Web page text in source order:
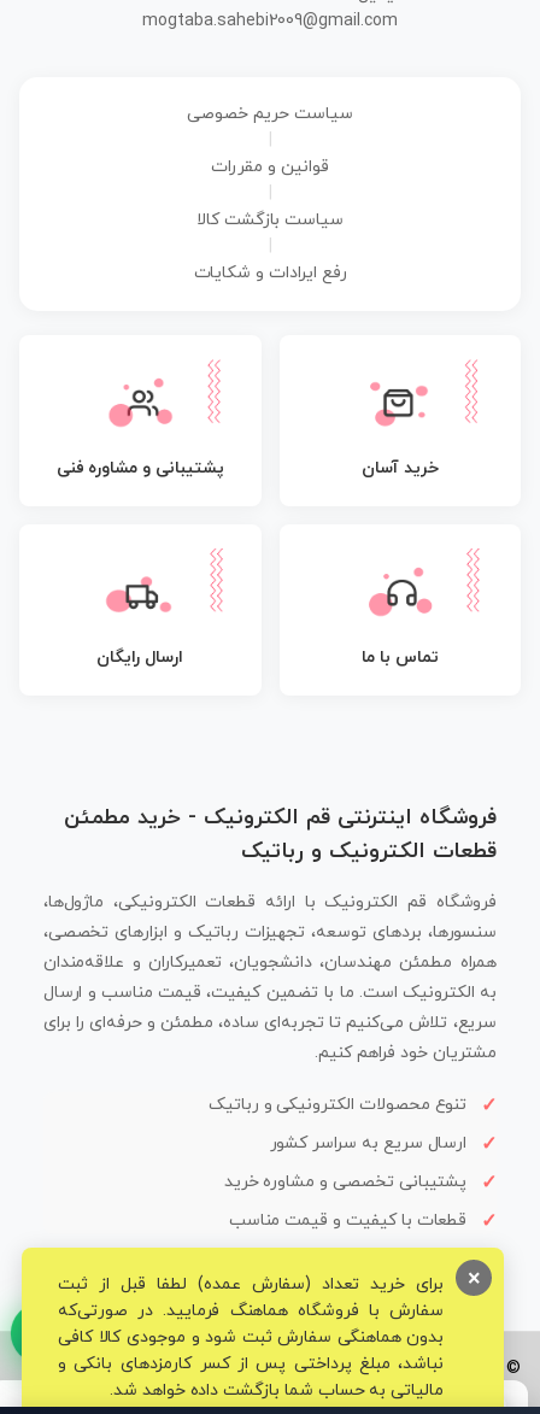
mogtaba.sahebi2009@gmail.com
سیاست حریم خصوصی
قوانین و مقررات
سیاست بازگشت کالا
رفع ایرادات و شکایات
خرید آسان پشتیبانی و مشاوره فنی
تماس با ما ارسال رایگان
فروشگاه اینترنتی قم الکترونیک - خرید مطمئن
قطعات الکترونیک و رباتیک
فروشگاه قم الکترونیک با ارائه قطعات الکترونیکی، ماژول‌ها،
سنسورها، بردهای توسعه، تجهیزات رباتیک و ابزارهای تخصصی،
همراه مطمئن مهندسان، دانشجویان، تعمیرکاران و علاقه‌مندان
به الکترونیک است. ما با تضمین کیفیت، قیمت مناسب و ارسال
سریع، تلاش می‌کنیم تا تجربه‌ای ساده، مطمئن و حرفه‌ای را برای
مشتریان خود فراهم کنیم.
تنوع محصولات الکترونیکی و رباتیک
ارسال سریع به سراسر کشور
پشتیبانی تخصصی و مشاوره خرید
قطعات با کیفیت و قیمت مناسب
© تمامی حقوق برای فروشگاه تخصصی قم الکترونیک محفوظ می‌باشد.
برای خرید تعداد (سفارش عمده) لطفا قبل از ثبت
سفارش با فروشگاه هماهنگ فرمایید. در صورتی‌که
بدون هماهنگی سفارش ثبت شود و موجودی کالا کافی
نباشد، مبلغ پرداختی پس از کسر کارمزدهای بانکی و
مالیاتی به حساب شما بازگشت داده خواهد شد.
×